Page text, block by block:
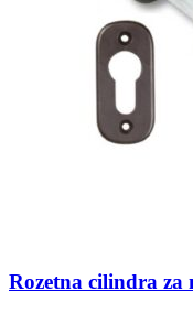
Rozetna cilindra